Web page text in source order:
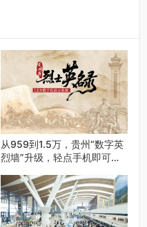
从959到1.5万，贵州“数字英
烈墙”升级，轻点手机即可云